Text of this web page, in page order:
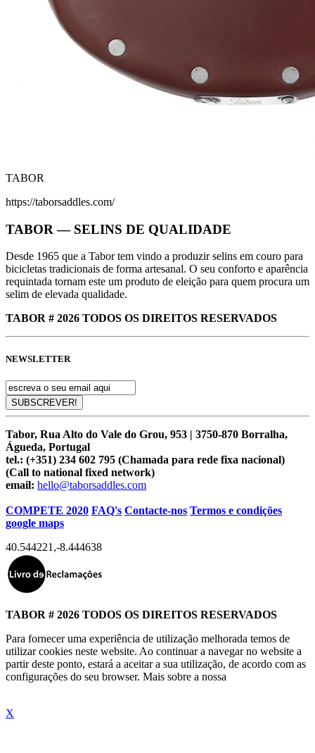
TABOR
https://taborsaddles.com/
TABOR — SELINS DE QUALIDADE
Desde 1965 que a Tabor tem vindo a produzir selins em couro para
bicicletas tradicionais de forma artesanal. O seu conforto e aparência
requintada tornam este um produto de eleição para quem procura um
selim de elevada qualidade.
TABOR # 2026 TODOS OS DIREITOS RESERVADOS
NEWSLETTER
Tabor, Rua Alto do Vale do Grou, 953 | 3750-870 Borralha,
Águeda, Portugal
tel.: (+351) 234 602 795 (Chamada para rede fixa nacional)
(Call to national fixed network)
email: hello@taborsaddles.com
COMPETE 2020 FAQ's Contacte-nos Termos e condições
google maps
40.544221 ,-8.444638
TABOR # 2026 TODOS OS DIREITOS RESERVADOS
Para fornecer uma experiência de utilização melhorada temos de
utilizar cookies neste website. Ao continuar a navegar no website a
partir deste ponto, estará a aceitar a sua utilização, de acordo com as
configurações do seu browser. Mais sobre a nossa
X